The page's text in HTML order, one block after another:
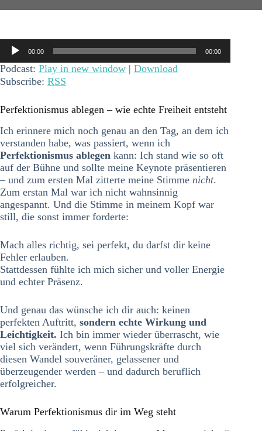
Audio-
Player
00:00 00:00
Podcast: Play in new window | Download
Subscribe: RSS
Perfektionismus ablegen – wie echte Freiheit entsteht
Ich erinnere mich noch genau an den Tag, an dem ich
verstanden habe, was passiert, wenn ich
Perfektionismus ablegen kann: Ich stand wie so oft
auf der Bühne und sollte meine Keynote präsentieren
– und zum ersten Mal zitterte meine Stimme nicht.
Zum erstan Mal war ich nicht wahnsinnig
angespannt. Und die Stimme in meinem Kopf war
still, die sonst immer forderte:
Mach alles richtig, sei perfekt, du darfst dir keine
Fehler erlauben.
Stattdessen fühlte ich mich sicher und voller Energie
und echter Präsenz.
Und genau das wünsche ich dir auch: keinen
perfekten Auftritt, sondern echte Wirkung und
Leichtigkeit. Ich bin immer wieder überrascht, wie
viel sich verändert, wenn Führungskräfte durch
diesen Wandel souveräner, gelassener und
überzeugender werden – und dadurch beruflich
erfolgreicher.
Warum Perfektionismus dir im Weg steht